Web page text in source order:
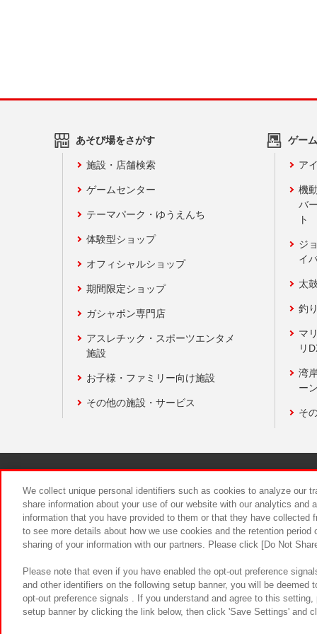
あそび場をさがす
施設・店舗検索
ゲームセンター
テーマパーク・ゆうえんち
体験型ショップ
オフィシャルショップ
期間限定ショップ
ガシャポン専門店
アスレチック・スポーツエンタメ
施設
お子様・ファミリー向け施設
その他の施設・サービス
ゲー
ア
機
バ
ト
ジ
イ
太
釣
マ
リ
湾
ー
そ
食品のご
We collect unique personal identifiers such as cookies to analyze our
share information about your use of our website with our analytics and
information that you have provided to them or that they have
to see more details about how we use cookies and the retention
sharing of your information with our partners. Please click [Do Not
Please note that even if you have enabled the opt-out preference
and other identifiers on the following setup banner, you will be
opt-out preference signals . If you understand and agree to this
setup banner by clicking the link below, then click 'Save Settings' and